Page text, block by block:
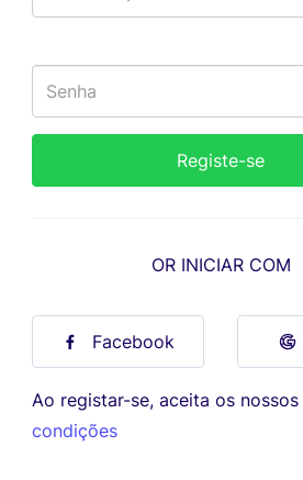
OR INICIAR COM
Facebook
Ao registar-se, aceita os nossos
condições